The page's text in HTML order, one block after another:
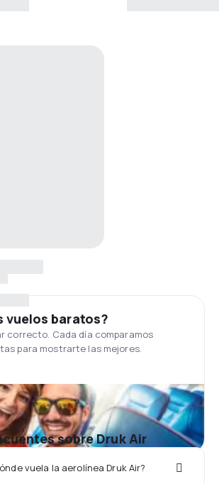
vuelos baratos?
correcto. Cada día comparamos
para mostrarte las mejores.
sobre Druk Air
vuela la aerolínea Druk Air?